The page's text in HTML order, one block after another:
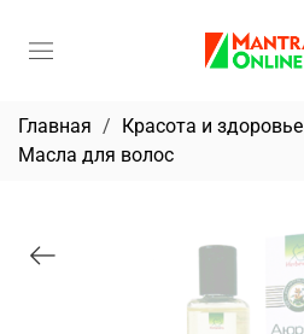
Главная Красота и здоровье
Масла для волос